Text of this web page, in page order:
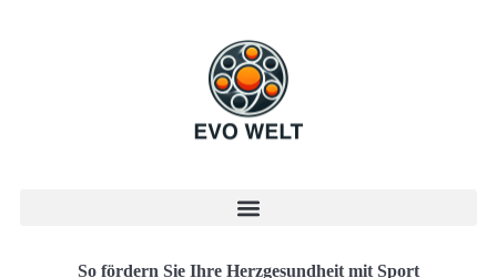
So fördern Sie Ihre Herzgesundheit mit Sport